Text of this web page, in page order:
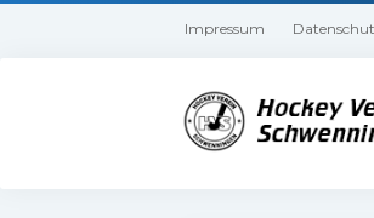
Impressum